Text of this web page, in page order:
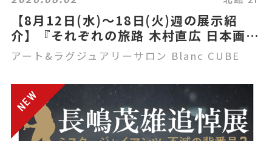
【8月12日(水)～18日(火)週の展示紹
介】『それぞれの旅路 木村直広 日本画
展』『竹内 翔太 油絵展』
アート&ラグジュアリーサロン Blanc CUBE